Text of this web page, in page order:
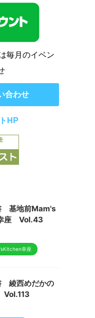
毎月のイベン
合わせ
HP
基地前Mam's
座 Vol.43
幸座
綾西めだかの